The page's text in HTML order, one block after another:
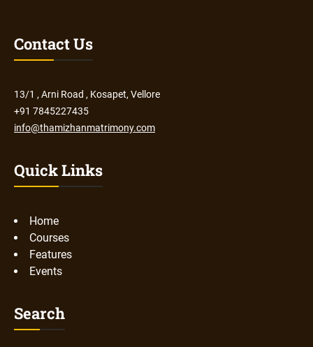
Contact Us
13/1 , Arni Road , Kosapet, Vellore
+91 7845227435
info@thamizhanmatrimony.com
Quick Links
Home
Courses
Features
Events
Search